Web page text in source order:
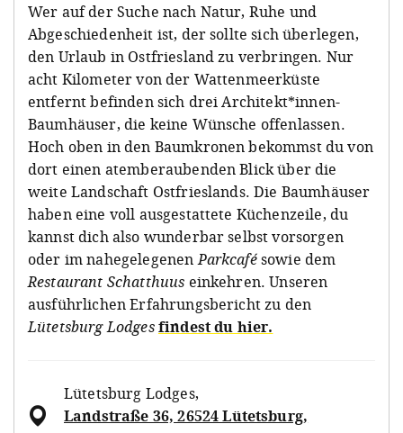
Wer auf der Suche nach Natur, Ruhe und
Abgeschiedenheit ist, der sollte sich überlegen,
den Urlaub in Ostfriesland zu verbringen. Nur
acht Kilometer von der Wattenmeerküste
entfernt befinden sich drei Architekt*innen-
Baumhäuser, die keine Wünsche offenlassen.
Hoch oben in den Baumkronen bekommst du von
dort einen atemberaubenden Blick über die
weite Landschaft Ostfrieslands. Die Baumhäuser
haben eine voll ausgestattete Küchenzeile, du
kannst dich also wunderbar selbst vorsorgen
oder im nahegelegenenParkcafésowie dem
Restaurant Schatthuus einkehren. Unseren
ausführlichen Erfahrungsbericht zu den
Lütetsburg Lodgesfindest du hier.
Lütetsburg Lodges,
Landstraße 36, 26524 Lütetsburg,